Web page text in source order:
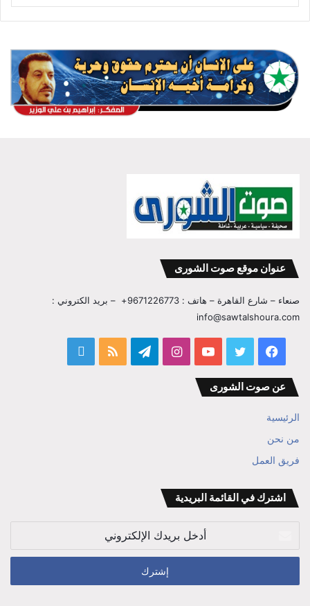
عنوان موقع صوت الشورى
صنعاء – شارع القاهرة – هاتف : 9671226773+ – بريد الكتروني :
info@sawtalshoura.com
فيسبوك تويتر يوتيوب انستقرامتيلقرام ملخص
عن صوت الشورى
الرئيسية
من نحن
فريق العمل
اشترك في القائمة البريدية
الإلكتروني